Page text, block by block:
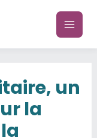
main
un
la